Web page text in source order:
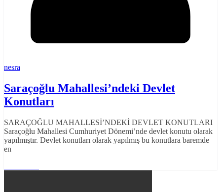
nesra
Saraçoğlu Mahallesi’ndeki Devlet
Konutları
SARAÇOĞLU MAHALLESİ’NDEKİ DEVLET KONUTLARI
Saraçoğlu Mahallesi Cumhuriyet Dönemi’nde devlet konutu olarak
yapılmıştır. Devlet konutları olarak yapılmış bu konutlara baremde
en